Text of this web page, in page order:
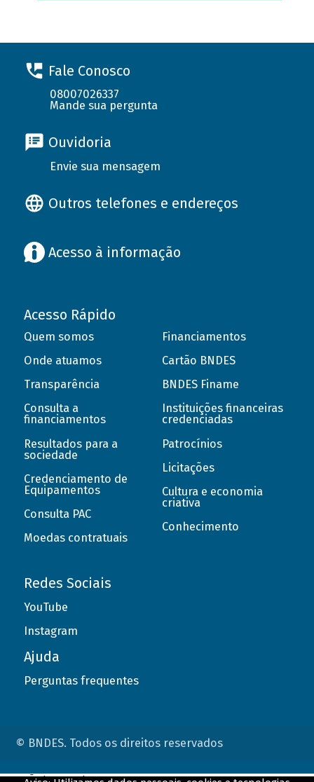
Fale Conosco
08007026337
Mande sua pergunta
Ouvidoria
Envie sua mensagem
Outros telefones e endereços
Acesso à informação
Acesso Rápido
Quem somos
Onde atuamos
Transparência
Consulta a
financiamentos
Resultados para a
sociedade
Credenciamento de
Equipamentos
Consulta PAC
Moedas contratuais
Financiamentos
Cartão BNDES
BNDES Finame
Instituições financeiras
credenciadas
Patrocínios
Licitações
Cultura e economia
criativa
Conhecimento
Redes Sociais
YouTube
Instagram
Ajuda
Perguntas frequentes
© BNDES. Todos os direitos reservados